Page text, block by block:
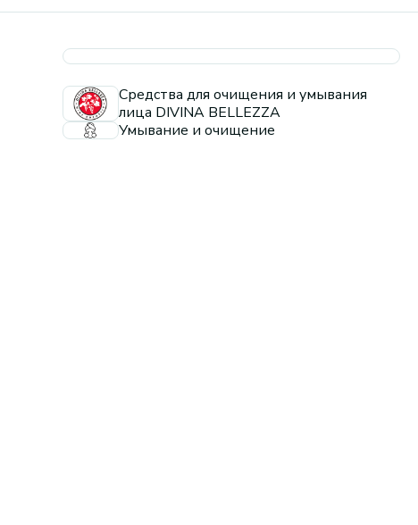
Средства для очищения и умывания
лица DIVINA BELLEZZA
Умывание и очищение